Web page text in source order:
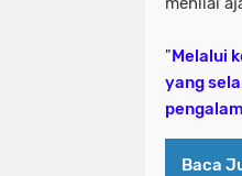
​"Melalui
yang
Baca